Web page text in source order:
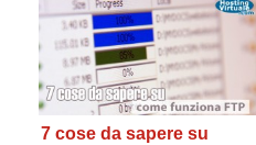
7 cose da sapere su